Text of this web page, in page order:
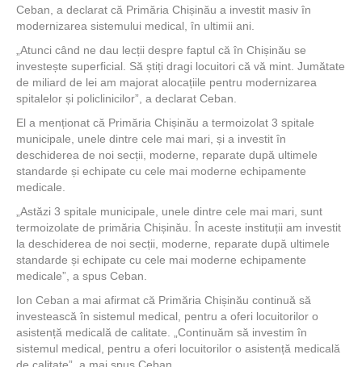
Ceban, a declarat că Primăria Chișinău a investit masiv în
modernizarea sistemului medical, în ultimii ani.
„Atunci când ne dau lecții despre faptul că în Chișinău se
investește superficial. Să știți dragi locuitori că vă mint. Jumătate
de miliard de lei am majorat alocațiile pentru modernizarea
spitalelor și policlinicilor”, a declarat Ceban.
El a menționat că Primăria Chișinău a termoizolat 3 spitale
municipale, unele dintre cele mai mari, și a investit în
deschiderea de noi secții, moderne, reparate după ultimele
standarde și echipate cu cele mai moderne echipamente
medicale.
„Astăzi 3 spitale municipale, unele dintre cele mai mari, sunt
termoizolate de primăria Chișinău. În aceste instituții am investit
la deschiderea de noi secții, moderne, reparate după ultimele
standarde și echipate cu cele mai moderne echipamente
medicale”, a spus Ceban.
Ion Ceban a mai afirmat că Primăria Chișinău continuă să
investească în sistemul medical, pentru a oferi locuitorilor o
asistență medicală de calitate. „Continuăm să investim în
sistemul medical, pentru a oferi locuitorilor o asistență medicală